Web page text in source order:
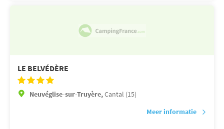
LE BELVÉDÈRE
Neuvéglise-sur-Truyère,Cantal (15)
Meer informatie